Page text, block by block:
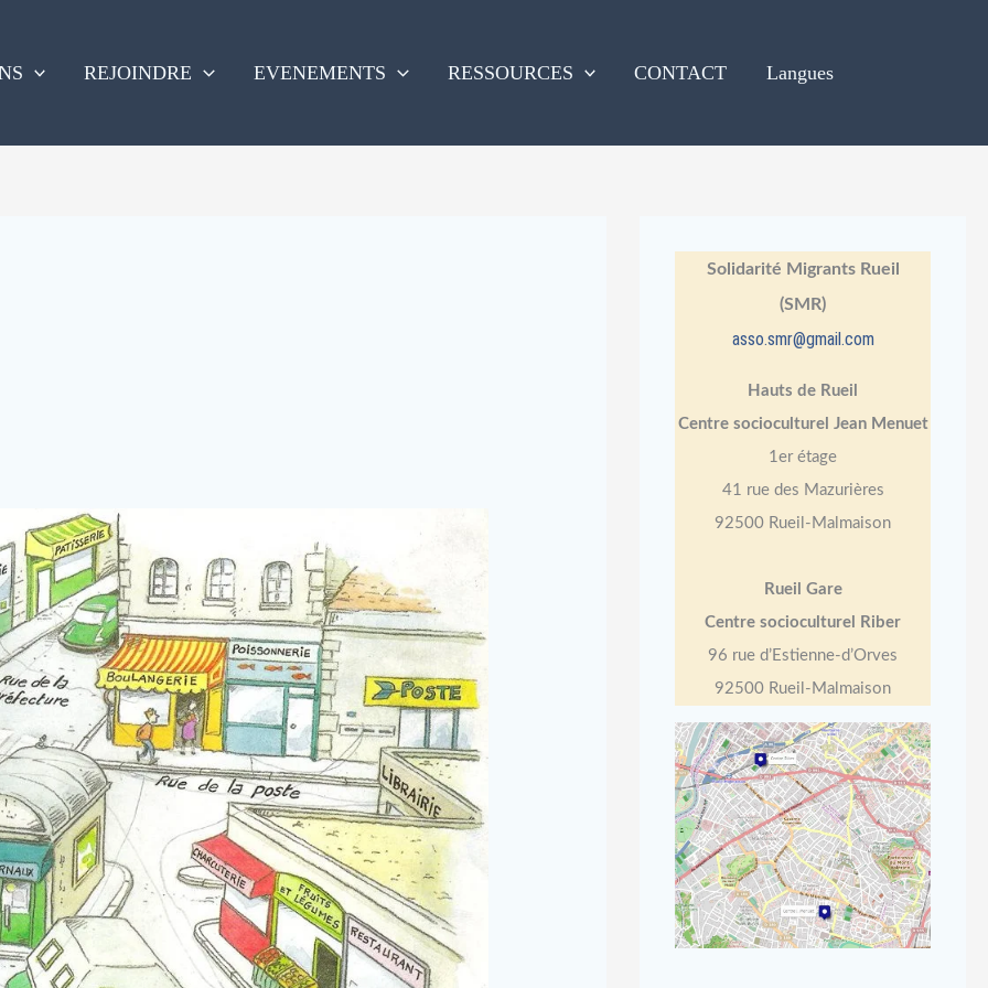
REJOINDRE EVENEMENTS RESSOURCES CONTACT Langues
Solidarité Migrants Rueil
(SMR)
asso.smr@gmail.com
Hauts de Rueil
Centre socioculturel Jean Menuet
1er étage
41 rue des Mazurières
92500 Rueil-Malmaison
Rueil Gare
Centre socioculturel Riber
96 rue d’Estienne-d’Orves
92500 Rueil-Malmaison